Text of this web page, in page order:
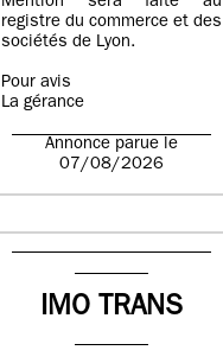
registre du commerce et des
sociétés de Lyon.
Pour avis
La gérance
Annonce parue le
07/08/2026
IMO TRANS